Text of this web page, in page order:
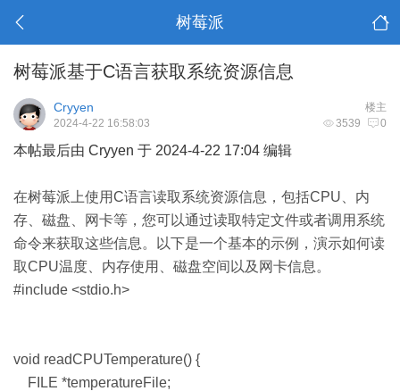
树莓派
树莓派基于C语言获取系统资源信息
楼主
Cryyen
3539 0
2024-4-22 16:58:03
本帖最后由 Cryyen 于 2024-4-22 17:04 编辑
在树莓派 上使用C语言读取系统资源信息，包括CPU、内
存、磁盘、网卡等，您可以通过读取特定文件或者调用系统
命令来获取这些信息。以下是一个基本的示例，演示如何读
取CPU温度、内存使用、磁盘空间以及网卡信息。
#include <stdio.h>
void readCPUTemperature() {
FILE *temperatureFile;